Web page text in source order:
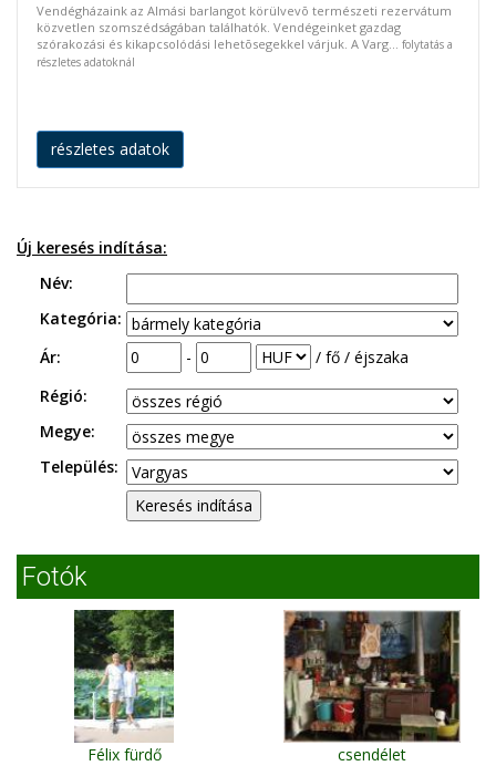
Vendégházaink az Almási barlangot körülvevõ természeti rezervátum
közvetlen szomszédságában találhatók. Vendégeinket gazdag
szórakozási és kikapcsolódási lehetõsegekkel várjuk. A Varg... folytatás a
részletes adatoknál
részletes adatok
Új keresés indítása:
Név:
Kategória:
Ár:
-
/ fő / éjszaka
Régió:
Megye:
Település:
Fotók
Félix fürdő
csendélet